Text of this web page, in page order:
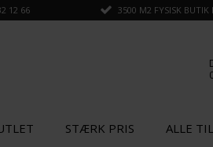
12 66 3500 M2 FYSISK BUTIK
STÆRK PRIS ALLE